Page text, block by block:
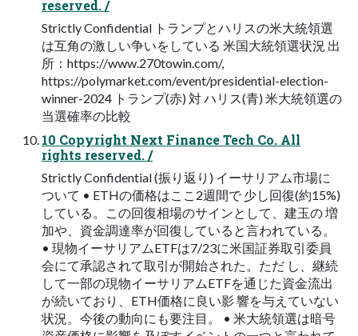
reserved. /
Strictly Confidential トランプとハリスの米大統領選
は互角の激しい争いをしている 米国大統領選状況 出
所：https://www.270towin.com/,
https://polymarket.com/event/presidential-election-
winner-2024 トランプ(赤) 対 ハリス(青) 米大統領選の
当選確率の比較
10 Copyright Next Finance Tech Co. All
rights reserved. /
Strictly Confidential (振り返り) イーサリアム市場に
ついて • ETHの価格はここ2週間で 少し回復(約15%)
している。この回復相場のサインとして、建玉の 増
加や、資金調達率が回復していると言われている。
• 現物イーサリアムETFは7/23に米国証券取引委員
会にて承認されて取引が開始された。ただ し、継続
して一部の現物イーサリアムETFを通じた資金流出
が続いており、ETH価格に良い影 響を与えていない
状況。今後の動向にも要注目。 • 米大統領選は暗号